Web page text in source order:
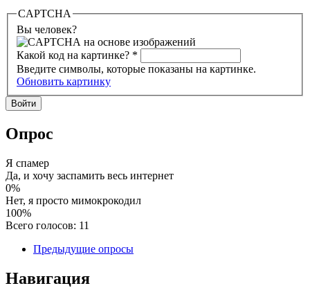
CAPTCHA
Вы человек?
Какой код на картинке? *
Введите символы, которые показаны на картинке.
Обновить картинку
Опрос
Я спамер
Да, и хочу заспамить весь интернет
0%
Нет, я просто мимокрокодил
100%
Всего голосов: 11
Предыдущие опросы
Навигация